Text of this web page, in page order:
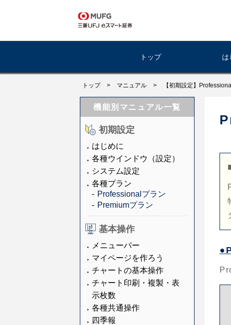
トップ は
トップ > マニュアル > 【初期設定】
機能別マニュアル一覧
初期設定
はじめに
各種ウインドウ（設定）
システム設定
各種プラン
Professionalプラン
Premiumプラン
基本操作
メニューバー
マイページを作ろう
チャートの基本操作
チャート印刷・複製・表
示枚数
各種共通操作
四季報